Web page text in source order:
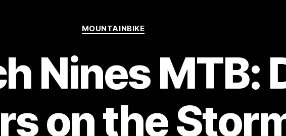
Kategorien
MOUNTAINBIKE
Nines MTB:
on the